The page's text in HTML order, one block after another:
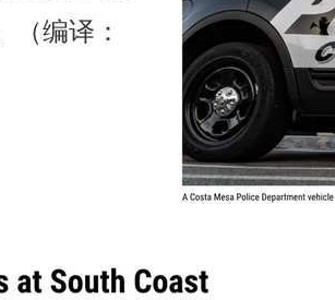
（编译：